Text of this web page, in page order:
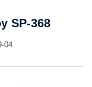
SP-368
04